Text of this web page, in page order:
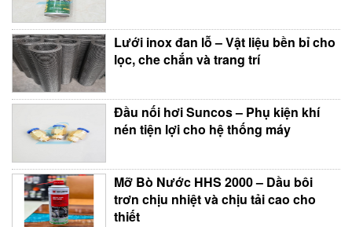
Lưới inox đan lỗ – Vật liệu bền bỉ cho
lọc, che chắn và trang trí
Đầu nối hơi Suncos – Phụ kiện khí
nén tiện lợi cho hệ thống máy
Mỡ Bò Nước HHS 2000 – Dầu bôi
trơn chịu nhiệt và chịu tải cao cho
thiết